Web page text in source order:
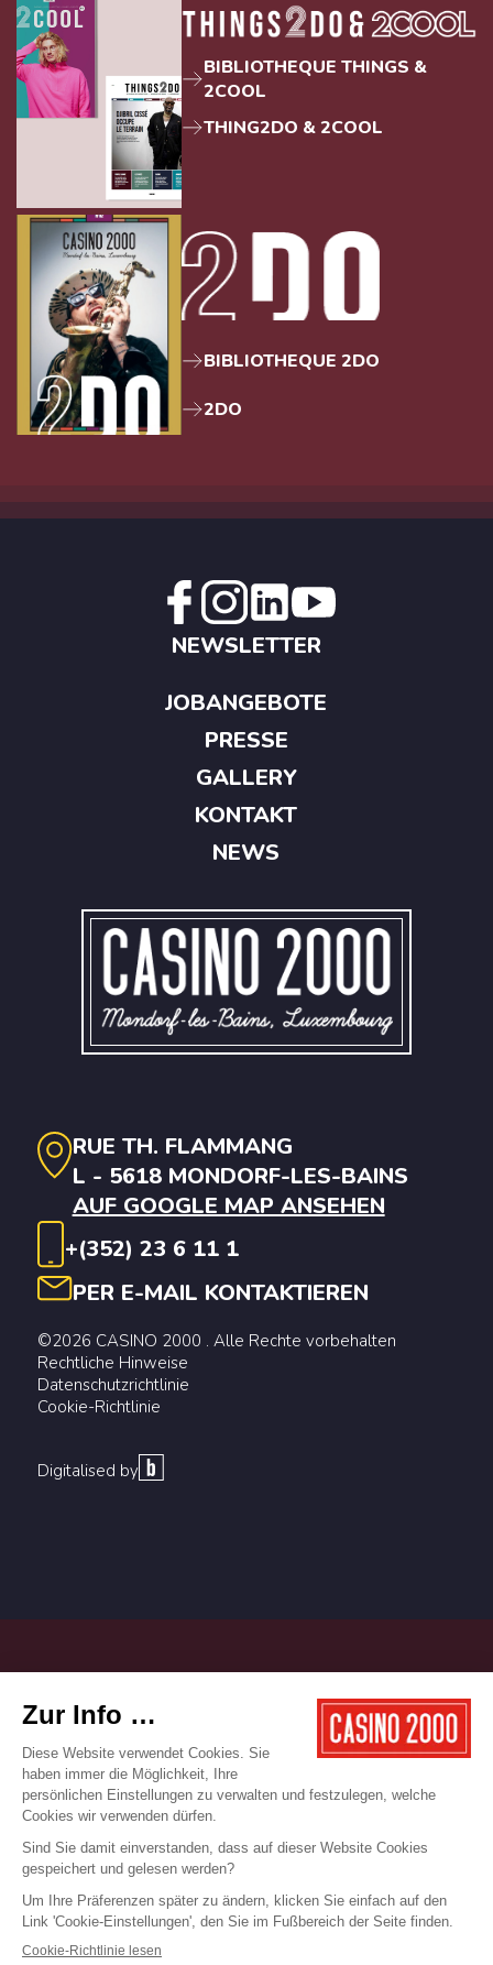
BIBLIOTHEQUE THINGS &
2COOL
THING2DO & 2COOL
BIBLIOTHEQUE 2DO
2DO
RUE TH. FLAMMANG
L - 5618 MONDORF-LES-BAINS
AUF GOOGLE MAP ANSEHEN
+(352) 23 6 11 1
PER E-MAIL KONTAKTIEREN
©2026 CASINO 2000 . Alle Rechte vorbehalten
Rechtliche Hinweise
Datenschutzrichtlinie
Cookie-Richtlinie
Digitalised by
NEWSLETTER
JOBANGEBOTE
PRESSE
GALLERY
KONTAKT
NEWS